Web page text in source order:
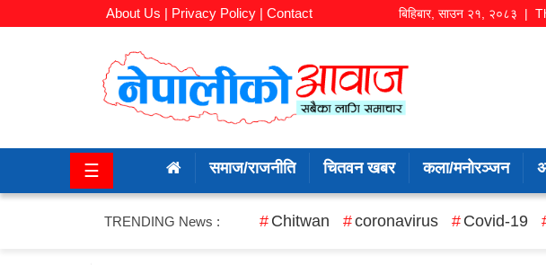
About Us | Privacy Policy | Contact बिहिबार, साउन २१, २०८३ |
राजनीति
☰ समाज/राजनीति चितवन खबर कला/मनोरञ्जन
TRENDING News : Chitwan coronavirus Covid-19